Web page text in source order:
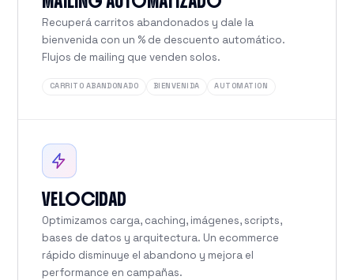
Recuperá carritos abandonados y dale la
bienvenida con un % de descuento automático.
Flujos de mailing que venden solos.
CARRITO ABANDONADO BIENVENIDA AUTOMATION
VELOCIDAD
Optimizamos carga, caching, imágenes, scripts,
bases de datos y arquitectura. Un ecommerce
rápido disminuye el abandono y mejora el
performance en campañas.